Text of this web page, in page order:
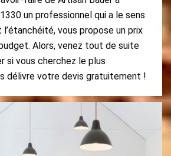
un professionnel qui a le sens
vous propose un prix
Alors, venez tout de suite
si vous cherchez le plus
délivre votre devis gratuitement !